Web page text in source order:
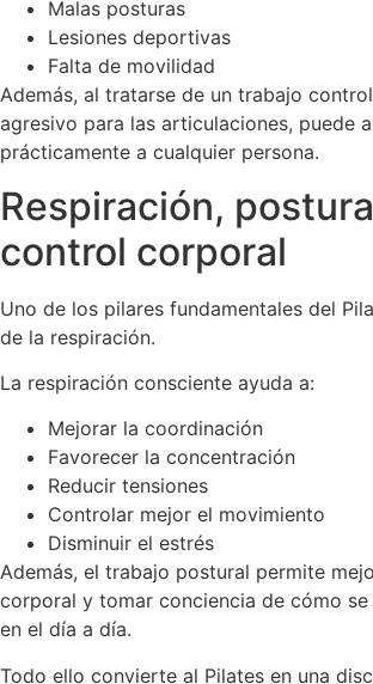
Malas posturas
Lesiones deportivas
Falta de movilidad
Además, al tratarse de un trabajo
agresivo para las articulaciones, puede
prácticamente a cualquier persona.
Respiración,
control corporal
Uno de los pilares fundamentales del
de la respiración.
La respiración consciente ayuda a:
Mejorar la coordinación
Favorecer la concentración
Reducir tensiones
Controlar mejor el movimiento
Disminuir el estrés
Además, el trabajo postural permite
corporal y tomar conciencia de cómo se
en el día a día.
Todo ello convierte al Pilates en una